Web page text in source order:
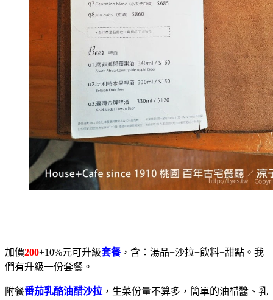
加價200+10%元可升級套餐，含：湯品+沙拉+飲料+甜點。我
們有升級一份套餐。
附餐番茄乳酪油醋沙拉 ，生菜份量不算多，簡單的油醋醬、乳